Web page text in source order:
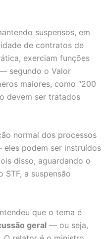
suspensos, em
de contratos de
exerciam funções
segundo o Valor
maiores, como “200
devem ser tratados
normal dos processos
eles podem ser instruídos
disso, aguardando o
a suspensão
que o tema é
geral — ou seja,